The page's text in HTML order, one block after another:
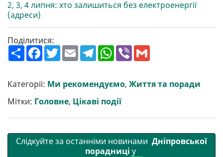
2, 3, 4 липня: хто залишиться без електроенергії
(адреси)
Поділитися:
П
о
р
и
т
и
F
a
b
o
o
k
T
w
e
r
E
m
l
T
e
g
r
a
m
W
h
s
A
p
p
V
r l
Категорії: Ми рекомендуємо, Життя та поради
Мітки: Головне, Цікаві події
Слідкуйте за останніми новинами Дніпровської
порадниці у